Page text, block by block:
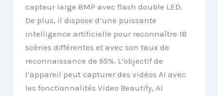
capteur large 8MP avec flash double LED.
De plus, il dispose d’une puissante
intelligence artificielle pour reconnaître 18
scènes différentes et avec son taux de
reconnaissance de 95%. L’objectif de
l’appareil peut capturer des vidéos AI avec
les fonctionnalités Video Beautify, AI